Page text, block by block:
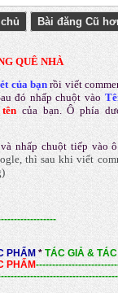
Bài đăng Cũ
QUÊ NHÀ
của bạn rồi viết
đó nhấp chuột vào
của bạn. Ô phía
và nhấp chuột tiếp vào
thì sau khi viết
)
PHẨM * TÁC GIẢ &
PHẨM